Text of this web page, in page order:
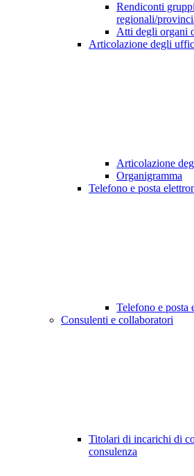
Rendiconti
regionali/
Atti degli organi
Articolazione degli
Articolazione
Organigramma
Telefono e posta
Telefono e posta
Consulenti e collaboratori
Titolari di incarichi di
consulenza